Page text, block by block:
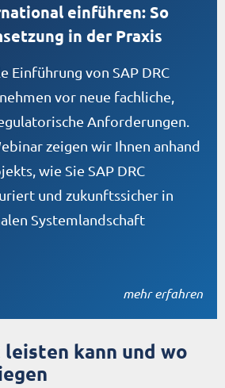
einführen: So
in der Praxis
Einführung von SAP DRC
vor neue fachliche,
Anforderungen.
zeigen wir Ihnen anhand
wie Sie SAP DRC
und zukunftssicher in
Systemlandschaft
mehr erfahren
leisten kann und wo